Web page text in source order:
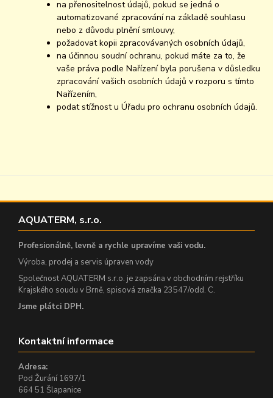
na přenositelnost údajů, pokud se jedná o
automatizované zpracování na základě souhlasu
nebo z důvodu plnění smlouvy,
požadovat kopii zpracovávaných osobních údajů,
na účinnou soudní ochranu, pokud máte za to, že
vaše práva podle Nařízení byla porušena v důsledku
zpracování vašich osobních údajů v rozporu s tímto
Nařízením,
podat stížnost u Úřadu pro ochranu osobních údajů.
AQUATERM, s.r.o.
Profesionálně, levně a rychle upravíme vaši vodu.
Výroba, prodej a servis úpraven vody
Společnost AQUATERM s.r.o. je zapsána v obchodním rejstříku
Krajského soudu v Brně, spisová značka 23547/odd. C.
Jsme plátci DPH.
Kontaktní informace
Adresa:
Pod Žurání 1697/1
664 51 Šlapanice